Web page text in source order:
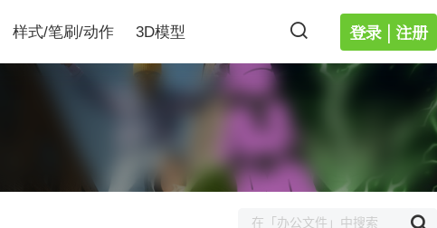
登录 | 注册
样式/笔刷/动作 3D模型